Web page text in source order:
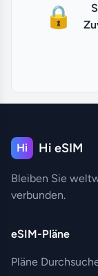
🔒
Hi Hi eSIM
Bleiben Sie
verbunden.
eSIM-Pläne
Pläne